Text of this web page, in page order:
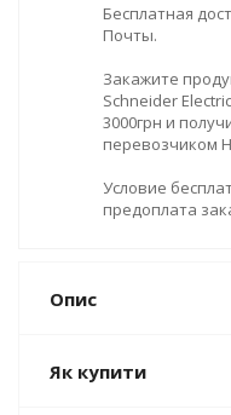
Бесплатная
Почты.
Закажите
Schneider
3000грн и
перевозчиком
Условие
предоплата
Опис
Як купити